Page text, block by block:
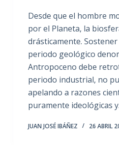
Desde que el hombre
por el Planeta, la
drásticamente.
periodo geológico
Antropoceno debe
periodo industrial, no
apelando a razones
puramente ideológicas
JUAN JOSÉ IBÁÑEZ 26 ABRIL